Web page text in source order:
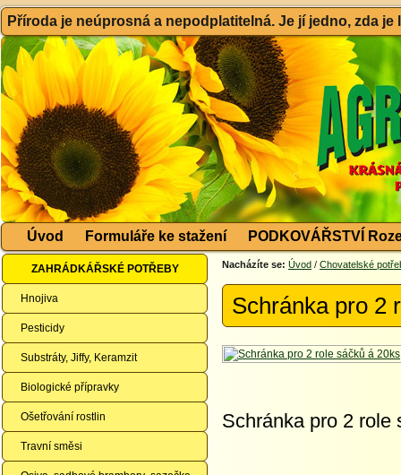
Příroda je neúprosná a nepodplatitelná. Je jí jedno, zda
Úvod Formuláře ke stažení PODKOVÁŘSTVÍ
ZAHRÁDKÁŘSKÉ POTŘEBY
Hnojiva
Pesticidy
Substráty, Jiffy, Keramzit
Biologické přípravky
Ošetřování rostlin
Travní směsi
Nacházíte se: Úvod / Chovatelské
Schránka pro 2
Schránka pro 2 role